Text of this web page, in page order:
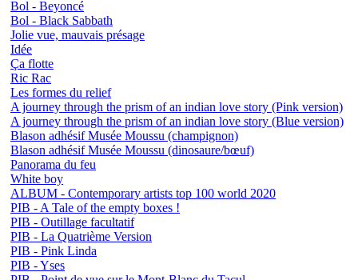
Bol - Beyoncé
Bol - Black Sabbath
Jolie vue, mauvais présage
Idée
Ça flotte
Ric Rac
Les formes du relief
A journey through the prism of an indian love story (Pink version)
A journey through the prism of an indian love story (Blue version)
Blason adhésif Musée Moussu (champignon)
Blason adhésif Musée Moussu (dinosaure/bœuf)
Panorama du feu
White boy
ALBUM - Contemporary artists top 100 world 2020
PIB - A Tale of the empty boxes !
PIB - Outillage facultatif
PIB - La Quatrième Version
PIB - Pink Linda
PIB - Yses